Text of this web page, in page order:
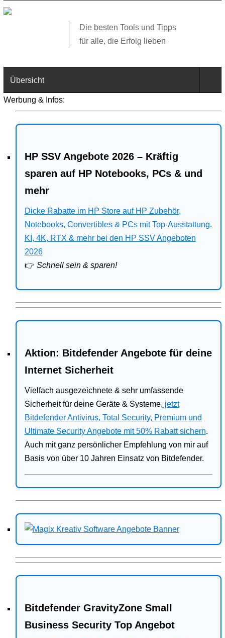
Die besten Tools und Tipps
für alle, die Erfolg lieben
Übersicht
Technik
Web
Business
Angebote
Bitdefender
Ratgeber
Werbung & Infos:
HP SSV Angebote 2026 – Kräftig
sparen auf HP Notebooks, PCs & und
mehr
Dicke Rabatte im HP Store auf HP Zubehör,
Notebooks, Convertibles & PCs mit Top-Ausstattung.
KI, 4K, RTX & mehr bei den HP SSV Angeboten
2026
👉 Schnell sein & sparen!
Aktion: Bitdefender Angebote für deine
Internet Sicherheit
Vielfach ausgezeichnete & sehr umfassende
Sicherheit für deine Geräte & Systeme, jetzt
Bitdefender Antivirus, Total Security, Premium und
Ultimate Security Angebote mit 50% Rabatt sichern.
Auch mit ganz persönlicher Empfehlung von mir auf
Basis von über 10 Jahren Einsatz von Bitdefender.
Bitdefender GravityZone Small
Business Security Top Angebot